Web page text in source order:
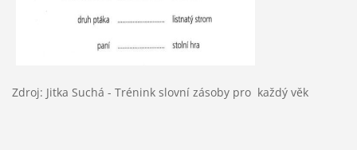
Zdroj: Jitka Suchá - Trénink slovní zásoby pro každý věk